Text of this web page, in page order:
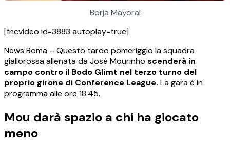
Borja Mayoral
[fncvideo id=3883 autoplay=true]
News Roma – Questo tardo pomeriggio la squadra
giallorossa allenata da José Mourinho scenderà in
campo contro il Bodo Glimt nel terzo turno del
proprio girone di Conference League. La gara è in
programma alle ore 18.45.
Mou darà spazio a chi ha giocato
meno